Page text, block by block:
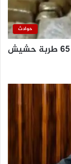
حوادث
ضربة أمنية بدشنا.. ضبط تاجر بحوزته 65 طربة حشيش